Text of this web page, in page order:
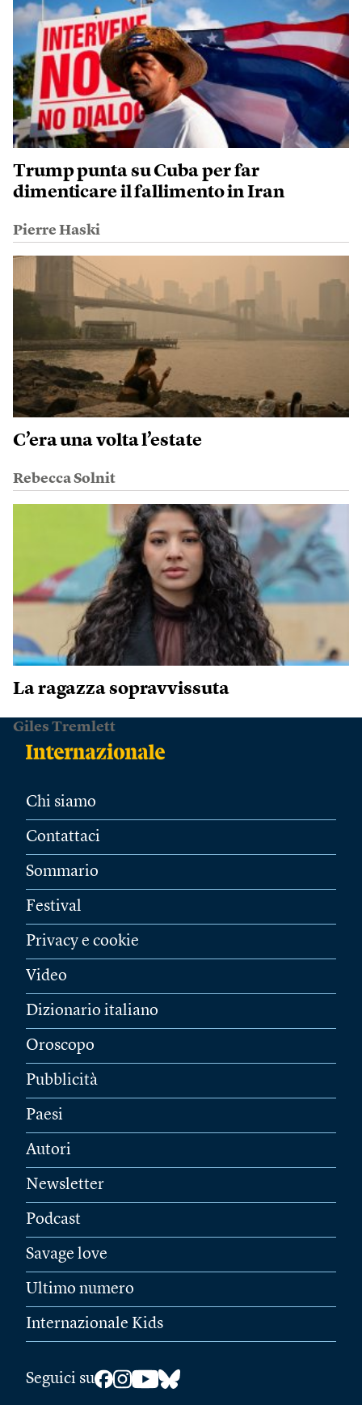
Trump punta su Cuba per far
dimenticare il fallimento in Iran
Pierre Haski
C’era una volta l’estate
Rebecca Solnit
La ragazza sopravvissuta
Giles Tremlett
Chi siamo
Contattaci
Sommario
Festival
Privacy e cookie
Video
Dizionario italiano
Oroscopo
Pubblicità
Paesi
Autori
Newsletter
Podcast
Savage love
Ultimo numero
Internazionale Kids
Seguici su